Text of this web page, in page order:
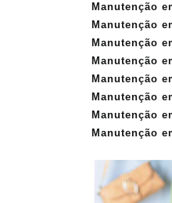
Manutenção
Manutenção
Manutenção
Manutenção
Manutenção
Manutenção
Manutenção
Manutenção